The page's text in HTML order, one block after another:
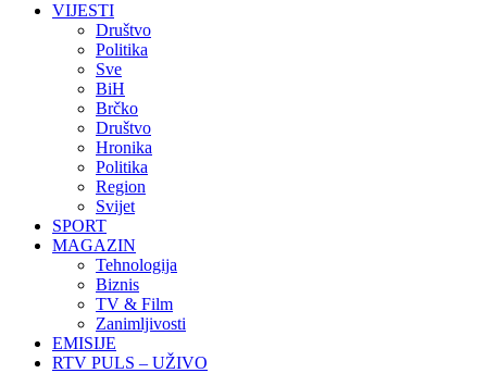
VIJESTI
Društvo
Politika
Sve
BiH
Brčko
Društvo
Hronika
Politika
Region
Svijet
SPORT
MAGAZIN
Tehnologija
Biznis
TV & Film
Zanimljivosti
EMISIJE
RTV PULS – UŽIVO